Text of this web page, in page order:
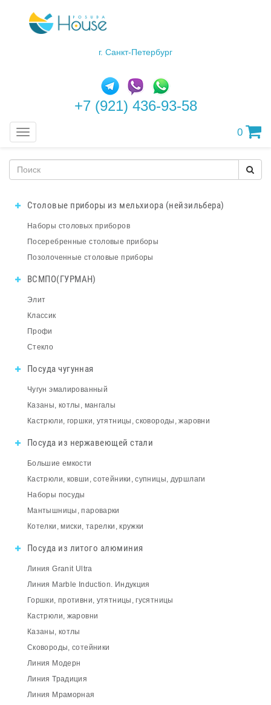
г. Санкт-Петербург
+7 (921) 436-93-58
Меню 0
Столовые приборы из мельхиора (нейзильбера)
Наборы столовых приборов
Посеребренные столовые приборы
Позолоченные столовые приборы
ВСМПО(ГУРМАН)
Элит
Классик
Профи
Стекло
Посуда чугунная
Чугун эмалированный
Казаны, котлы, мангалы
Кастрюли, горшки, утятницы, сковороды, жаровни
Посуда из нержавеющей стали
Большие емкости
Кастрюли, ковши, сотейники, супницы, дуршлаги
Наборы посуды
Мантышницы, пароварки
Котелки, миски, тарелки, кружки
Посуда из литого алюминия
Линия Granit Ultra
Линия Marble Induction. Индукция
Горшки, противни, утятницы, гусятницы
Кастрюли, жаровни
Казаны, котлы
Сковороды, сотейники
Линия Модерн
Линия Традиция
Линия Мраморная